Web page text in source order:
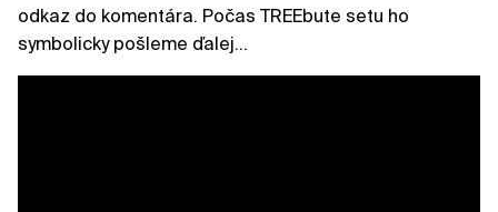
odkaz do komentára. Počas TREEbute setu ho
symbolicky pošleme ďalej...